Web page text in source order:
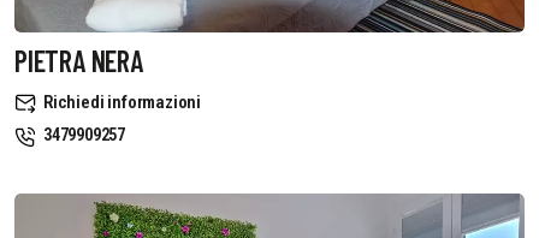
PIETRA NERA
Richiedi informazioni
3479909257